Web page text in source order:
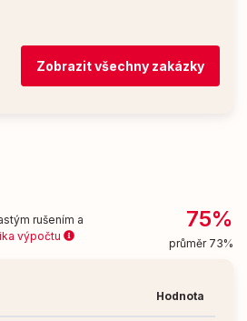
Zobrazit všechny zakázky
rušením a
výpočtu
75%
průměr 73%
Hodnota